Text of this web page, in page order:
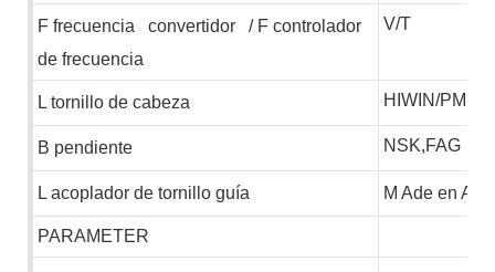
F frecuencia convertidor /F controlador
de frecuencia
V/T
L tornillo de cabeza HIWIN/PMI
B pendiente NSK,FAG
L acoplador de tornillo guía M Ade en
PARAMETER